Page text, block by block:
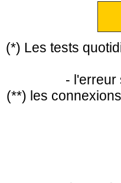
(*) Les tests
- l'erreur
(**) les